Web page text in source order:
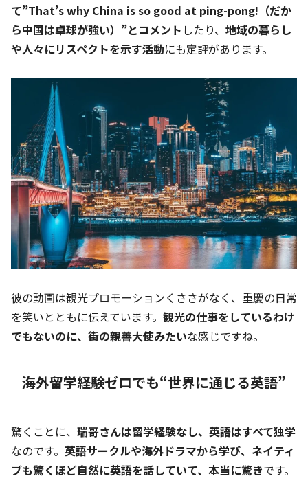
て”That’s why China is so good at ping-pong!（だか
ら中国は卓球が強い）”とコメント したり、 地域の暮らし
や人々にリスペクトを示す活動にも定評があります。
彼の動画は観光プロモーションくささがなく、重慶の日常
を笑いとともに伝えています。 観光の仕事をしているわけ
でもないのに、街の親善大使みたいな感じですね。
海外留学経験ゼロでも“世界に通じる英語”
驚くことに、 瑞哥さんは留学経験なし、英語はすべて独学
なのです。 英語サークルや海外ドラマから学び、ネイティ
ブも驚くほど自然に英語を話していて、本当に驚きです。